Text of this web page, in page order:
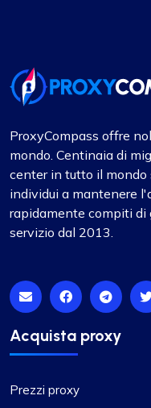
Servizio
come il miglior
ottimo servizio a
sono altamente
prezzi equi.
ed efficiente e
possono essere
prezzo quando i
caratteristica
ProxyCompass offre
mondo. Centinaia di
center in tutto il mondo
individui a mantenere
rapidamente compiti di
servizio dal 2013.
Acquista proxy
Prezzi proxy